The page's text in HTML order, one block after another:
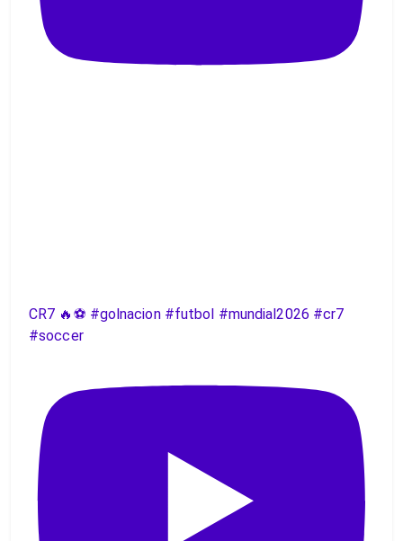
CR7 🔥⚽️ #golnacion #futbol #mundial2026 #cr7
#soccer